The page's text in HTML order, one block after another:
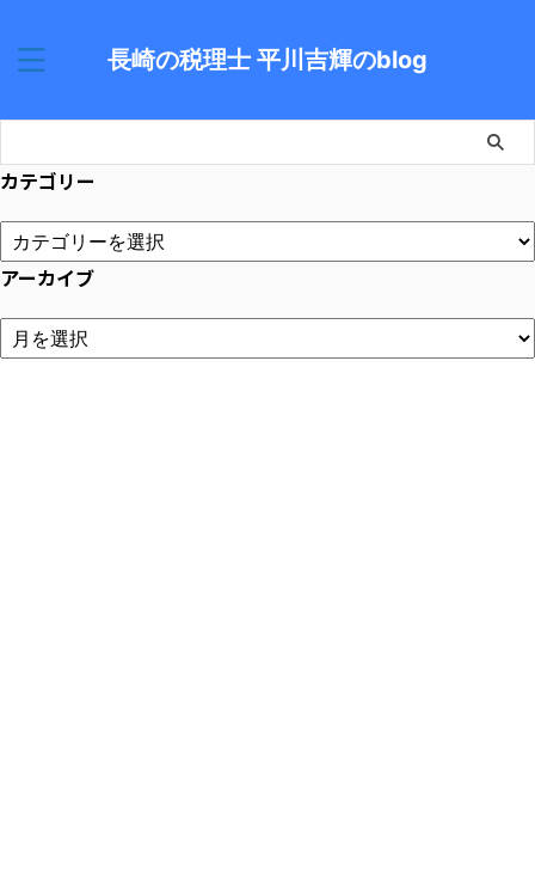
長崎の税理士 平川吉輝のblog
カテゴリー
アーカイブ